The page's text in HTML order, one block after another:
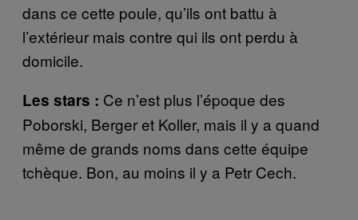
dans ce cette poule, qu’ils ont battu à
l’extérieur mais contre qui ils ont perdu à
domicile.
Les stars : Ce n’est plus l’époque des
Poborski, Berger et Koller, mais il y a quand
même de grands noms dans cette équipe
tchèque. Bon, au moins il y a Petr Cech.